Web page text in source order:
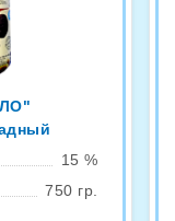
15 %
750 гр.